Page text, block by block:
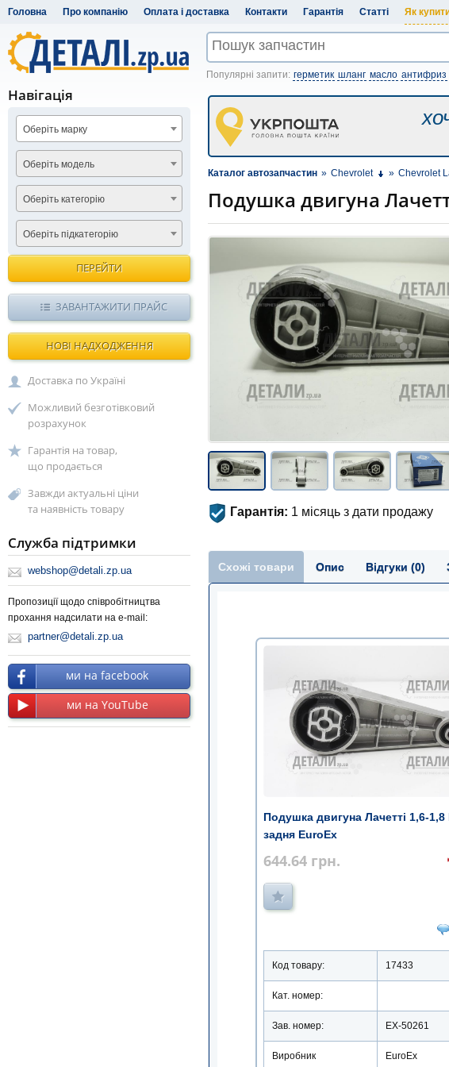
Головна Про компанію Оплата і доставка Контакти Гарантія Статті Як
Популярні запити: герметик шланг масло антифриз
Каталог автозапчастин » Chevrolet » Chevrolet
Подушка двигуна
Гарантія: 1 місяць з дати продажу
Схожі товари Опис Відгуки (0)
Подушка двигуна Лачетті 1,6-1,8
задня EuroEx
644.64 грн.
Код товару: 17433
Кат. номер:
Зав. номер: EX-50261
Виробник EuroEx
Навігація
Оберіть марку
Оберіть модель
Оберіть категорію
Оберіть підкатегорію
ПЕРЕЙТИ
ЗАВАНТАЖИТИ ПРАЙС
НОВІ НАДХОДЖЕННЯ
Доставка по Україні
Можливий безготівковий
розрахунок
Гарантія на товар,
що продається
Завжди актуальні ціни
та наявність товару
Служба підтримки
webshop@detali.zp.ua
Пропозиції щодо співробітництва
прохання надсилати на e-mail:
partner@detali.zp.ua
ми на facebook
ми на YouTube